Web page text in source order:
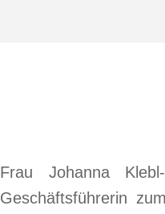
Frau Johanna
Geschäftsführerin